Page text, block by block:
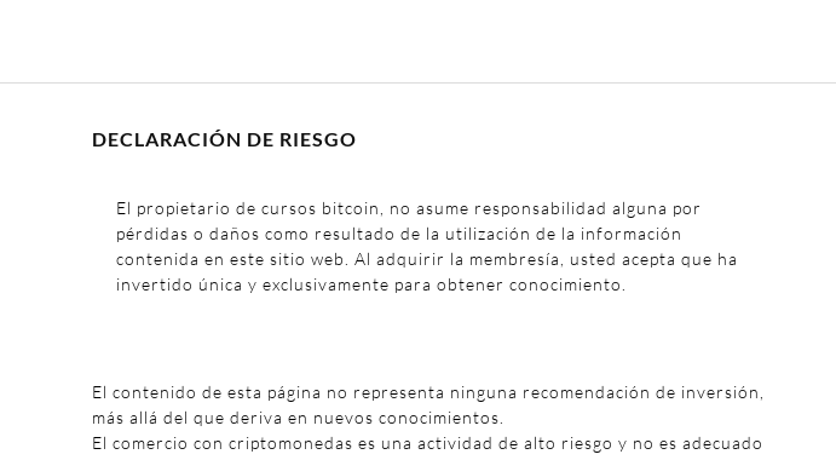
DECLARACIÓN DE RIESGO
El propietario de cursos bitcoin, no asume responsabilidad alguna por
pérdidas o daños como resultado de la utilización de la información
contenida en este sitio web. Al adquirir la membresía, usted acepta que ha
invertido única y exclusivamente para obtener conocimiento.
El contenido de esta página no representa ninguna recomendación de inversión,
más allá del que deriva en nuevos conocimientos.
El comercio con criptomonedas es una actividad de alto riesgo y no es adecuado